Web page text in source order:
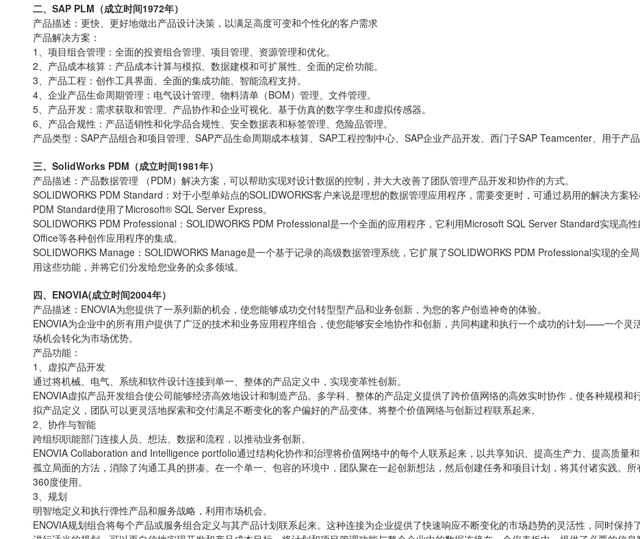
二、SAP PLM（成立时间1972年）
产品描述：更快、更好地做出产品设计决策，以满足高度可变和个性化的客户需求
产品解决方案：
1、项目组合管理：全面的投资组合管理、项目管理、资源管理和优化。
2、产品成本核算：产品成本计算与模拟、数据建模和可扩展性、全面的定价功能。
3、产品工程：创作工具界面、全面的集成功能、智能流程支持。
4、企业产品生命周期管理：电气设计管理、物料清单（BOM）管理、文件管理。
5、产品开发：需求获取和管理、产品协作和企业可视化、基于仿真的数字孪生和虚拟传感器。
6、产品合规性：产品适销性和化学品合规性、安全数据表和标签管理、危险品管理。
产品类型：SAP产品组合和项目管理、SAP产品生命周期成本核算、SAP工程控制中心、SAP企业产品开发、西门子SAP Teamcenter、用于产品
三、SolidWorks PDM（成立时间1981年）
产品描述：产品数据管理 （PDM）解决方案，可以帮助实现对设计数据的控制，并大大改善了团队管理产品开发和协作的方式。
SOLIDWORKS PDM Standard：对于小型单站点的SOLIDWORKS客户来说是理想的数据管理应用程序，需要变更时，可通过易用的解决方案
PDM Standard使用了Microsoft® SQL Server Express。
SOLIDWORKS PDM Professional：SOLIDWORKS PDM Professional是一个全面的应用程序，它利用Microsoft SQL Server Standard实现高
Office等各种创作应用程序的集成。
SOLIDWORKS Manage：SOLIDWORKS Manage是一个基于记录的高级数据管理系统，它扩展了SOLIDWORKS PDM Professional实现的全
用这些功能，并将它们分发给您业务的众多领域。
四、ENOVIA(成立时间2004年）
产品描述：ENOVIA为您提供了一系列新的机会，使您能够成功交付转型型产品和业务创新，为您的客户创造神奇的体验。
ENOVIA为企业中的所有用户提供了广泛的技术和业务应用程序组合，使您能够安全地协作和创新，共同构建和执行一个成功的计划——一个
场机会转化为市场优势。
产品功能：
1、虚拟产品开发
通过将机械、电气、系统和软件设计连接到单一、整体的产品定义中，实现变革性创新。
ENOVIA虚拟产品开发组合使公司能够经济高效地设计和制造产品。多学科、整体的产品定义提供了跨价值网络的高效实时协作，使各种规模
拟产品定义，团队可以更灵活地探索和交付满足不断变化的客户偏好的产品变体。将整个价值网络与创新过程联系起来。
2、协作与智能
跨组织职能部门连接人员、想法、数据和流程，以推动业务创新。
ENOVIA Collaboration and Intelligence portfolio通过结构化协作和治理将价值网络中的每个人联系起来，以共享知识、提高生产力、提高质量
孤立局面的方法，消除了沟通工具的拼凑。在一个单一、包容的环境中，团队聚在一起创新想法，然后创建任务和项目计划，将其付诸实践。
360度使用。
3、规划
明智地定义和执行弹性产品和服务战略，利用市场机会。
ENOVIA规划组合将每个产品或服务组合定义与其产品计划联系起来。这种连接为企业提供了快速响应不断变化的市场趋势的灵活性，同时保